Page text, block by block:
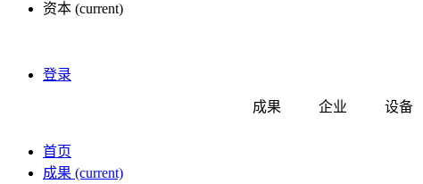
资本 (current)
登录
成果 企业 设备
首页
成果 (current)